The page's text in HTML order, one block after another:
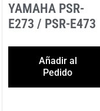
YAMAHA PSR-
E273 / PSR-E473
Añadir al
Pedido